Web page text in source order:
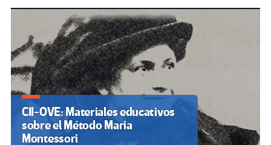
CII-OVE: Materiales educativos
sobre el Método Maria
Montessori